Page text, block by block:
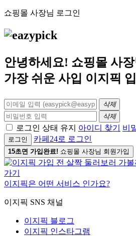
쇼핑몰 사장님 로그인
안녕하세요! 쇼핑몰 사장
가장 쉬운 사입 이지픽
삭제
삭제
로그인 상태 유지 아이디 찾기 비
로그인 카페24로 로그인
15초면 가입완료! 쇼핑몰 사장님 회원가입
이지픽은 어떤 서비스 인가요?
이지픽 SNS 채널
이지픽 블로그
이지픽 인스타그램